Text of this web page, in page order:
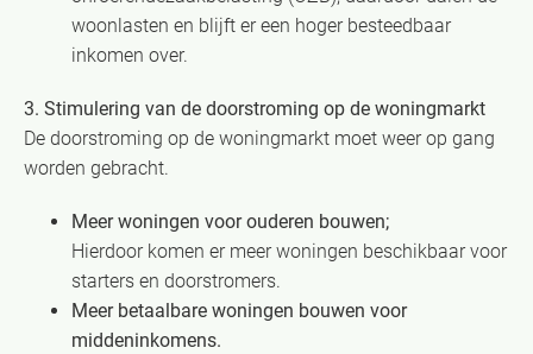
woonlasten en blijft er een hoger besteedbaar
inkomen over.
3. Stimulering van de doorstroming op de woningmarkt
De doorstroming op de woningmarkt moet weer op gang
worden gebracht.
Meer woningen voor ouderen bouwen;
Hierdoor komen er meer woningen beschikbaar voor
starters en doorstromers.
Meer betaalbare woningen bouwen voor
middeninkomens.